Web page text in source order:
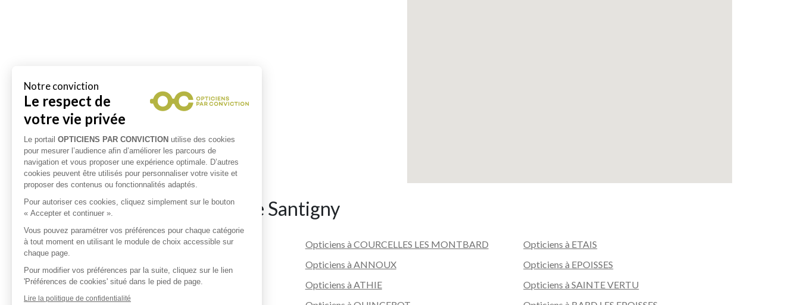
Opticiens à proximité de Santigny
Opticiens à BLACY
Opticiens à MOLAY
Opticiens à VIEUX CHATEAU
Opticiens à COURCELLES LES MONTBARD
Opticiens à ANNOUX
Opticiens à ATHIE
Opticiens à ETAIS
Opticiens à EPOISSES
Opticiens à SAINTE VERTU
Notre conviction
Le respect de
votre vie privée
Le portail OPTICIENS PAR CONVICTION utilise des cookies
pour mesurer l’audience afin d’améliorer les parcours de
navigation et vous proposer une expérience optimale. D’autres
cookies peuvent être utilisés pour personnaliser votre visite et
proposer des contenus ou fonctionnalités adaptés.
Pour autoriser ces cookies, cliquez simplement sur le bouton
« Accepter et continuer ».
Vous pouvez paramétrer vos préférences pour chaque catégorie
à tout moment en utilisant le module de choix accessible sur
chaque page.
Pour modifier vos préférences par la suite, cliquez sur le lien
'Préférences de cookies' situé dans le pied de page.
Lire la politique de confidentialité